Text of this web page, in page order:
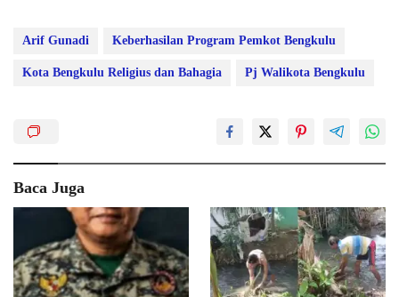
Arif Gunadi Keberhasilan Program Pemkot Bengkulu
Kota Bengkulu Religius dan Bahagia Pj Walikota Bengkulu
Baca Juga